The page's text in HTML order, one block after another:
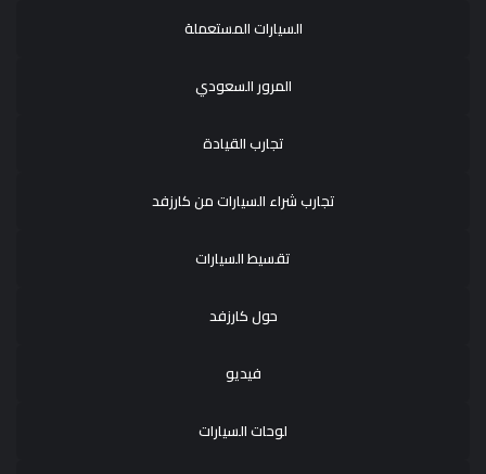
السيارات المستعملة
المرور السعودي
تجارب القيادة
تجارب شراء السيارات من كارزفد
تقسيط السيارات
حول كارزفد
فيديو
لوحات السيارات